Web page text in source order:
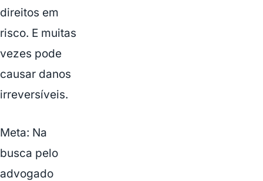
direitos em
risco. E muitas
vezes pode
causar danos
irreversíveis.
Meta: Na
busca pelo
advogado